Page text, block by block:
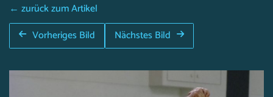
← zurück zum Artikel
Vorheriges Bild
Nächstes Bild